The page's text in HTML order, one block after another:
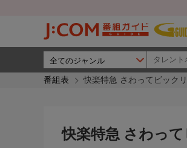
番組表 快楽特急 さわってビック
快楽特急 さわっ